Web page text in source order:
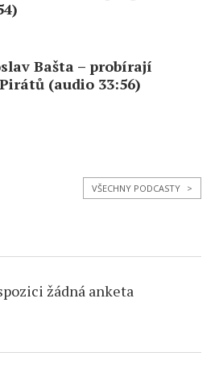
Bašta – probírají
(audio 33:56)
VŠECHNY PODCASTY >
žádná anketa